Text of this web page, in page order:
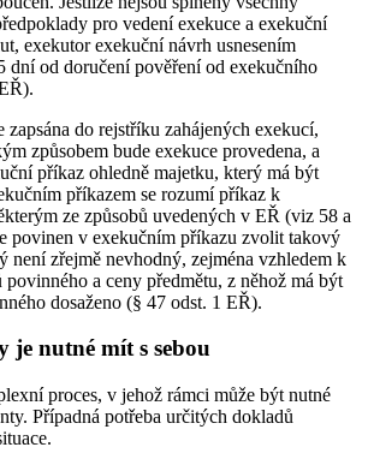
pro vedení exekuce a exekuční
exekutor exekuční návrh usnesením
dní od doručení pověření od exekučního
zapsána do rejstříku zahájených exekucí,
způsobem bude exekuce provedena, a
příkaz ohledně majetku, který má být
příkazem se rozumí příkaz k
ze způsobů uvedených v EŘ (viz 58 a
povinen v exekučním příkazu zvolit takový
není zřejmě nevhodný, zejména vzhledem k
a ceny předmětu, z něhož má být
dosaženo (§ 47 odst. 1 EŘ).
je nutné mít s sebou
proces, v jehož rámci může být nutné
Případná potřeba určitých dokladů